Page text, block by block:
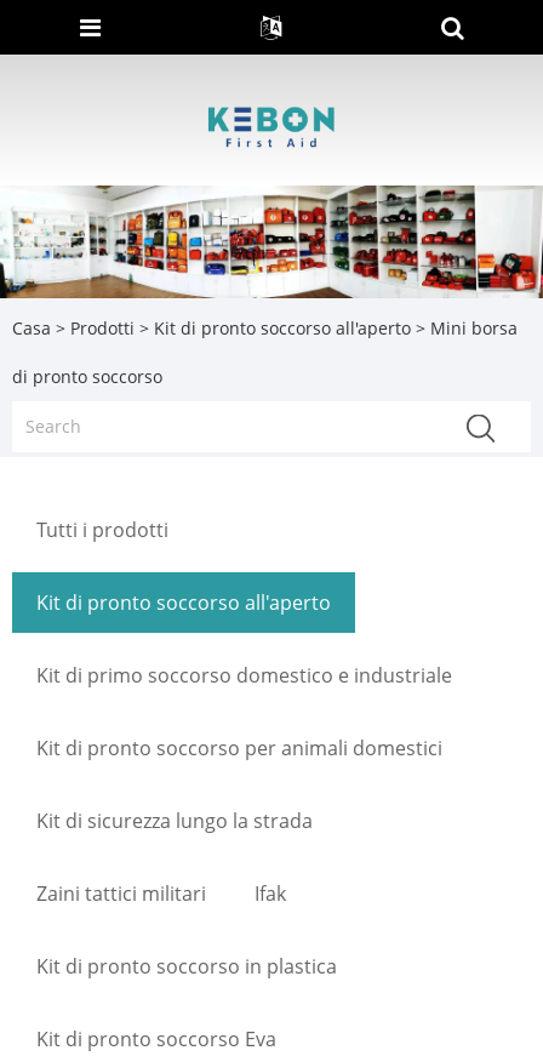
Casa > Prodotti > Kit di pronto soccorso all'aperto > Mini borsa
di pronto soccorso
Tutti i prodotti
Kit di pronto soccorso all'aperto
Kit di primo soccorso domestico e industriale
Kit di pronto soccorso per animali domestici
Kit di sicurezza lungo la strada
Zaini tattici militari Ifak
Kit di pronto soccorso in plastica
Kit di pronto soccorso Eva